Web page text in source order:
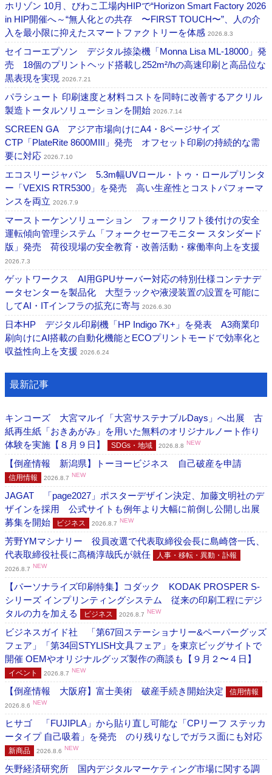
ホリゾン 10月、びわこ工場内HIPで“Horizon Smart Factory 2026
in HIP開催へ～“無人化との共存 〜FIRST TOUCH〜”、人の介
入を最小限に抑えたスマートファクトリーを体感 2026.8.3
セイコーエプソン デジタル捺染機「Monna Lisa ML-18000」発
売 18個のプリントヘッド搭載し252m²/hの高速印刷と高品位な
黒表現を実現 2026.7.21
パラシュート 印刷速度と材料コストを同時に改善するアクリル
製造トータルソリューションを開始 2026.7.14
SCREEN GA アジア市場向けにA4・8ページサイズ
CTP「PlateRite 8600MIII」発売 オフセット印刷の持続的な需
要に対応 2026.7.10
エコスリージャパン 5.3m幅UVロール・トゥ・ロールプリンタ
ー「VEXIS RTR5300」を発売 高い生産性とコストパフォーマ
ンスを両立 2026.7.9
マーストーケンソリューション フォークリフト後付けの安全
運転傾向管理システム「フォークセーフモニター スタンダード
版」発売 荷役現場の安全教育・改善活動・稼働率向上を支援
2026.7.3
ゲットワークス AI用GPUサーバー対応の特別仕様コンテナデ
ータセンターを製品化 大型ラックや液浸装置の設置を可能に
してAI・ITインフラの拡充に寄与 2026.6.30
日本HP デジタル印刷機「HP Indigo 7K+」を発表 A3商業印
刷向けにAI搭載の自動化機能とECOプリントモードで効率化と
収益性向上を支援 2026.6.24
最新記事
キンコーズ 大宮マルイ「大宮サステナブルDays」へ出展 古
紙再生紙「おきあがみ」を用いた無料のオリジナルノート作り
体験を実施【８月９日】
SDGs・地域 2026.8.8 NEW
【倒産情報 新潟県】トーヨービジネス 自己破産を申請
信用情報 2026.8.7 NEW
JAGAT 「page2027」ポスターデザイン決定、加藤文明社のデ
ザインを採用 公式サイトも例年より大幅に前倒し公開し出展
募集を開始
ビジネス 2026.8.7 NEW
芳野YMマシナリー 役員改選で代表取締役会長に島崎啓一氏、
代表取締役社長に髙橋淳哉氏が就任
人事・移転・異動・訃報
2026.8.7 NEW
【パーソナライズ印刷特集】コダック KODAK PROSPER S-
シリーズ インプリンティングシステム 従来の印刷工程にデジ
タルの力を加える
ビジネス 2026.8.7 NEW
ビジネスガイド社 「第67回ステーショナリー&ペーパーグッズ
フェア」「第34回STYLISH文具フェア」を東京ビッグサイトで
開催 OEMやオリジナルグッズ製作の商談も【９月２〜４日】
イベント 2026.8.7 NEW
【倒産情報 大阪府】富士美術 破産手続き開始決定 信用情報
2026.8.6 NEW
ヒサゴ 「FUJIPLA」から貼り直し可能な「CPリーフ ステッカ
ータイプ 自己吸着」を発売 のり残りなしでガラス面にも対応
新商品 2026.8.6 NEW
矢野経済研究所 国内デジタルマーケティング市場に関する調